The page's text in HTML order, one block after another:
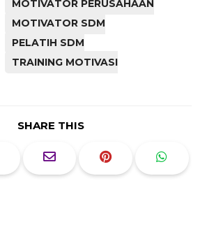
MOTIVATOR PERUSAHAAN
MOTIVATOR SDM
PELATIH SDM
TRAINING MOTIVASI
SHARE THIS